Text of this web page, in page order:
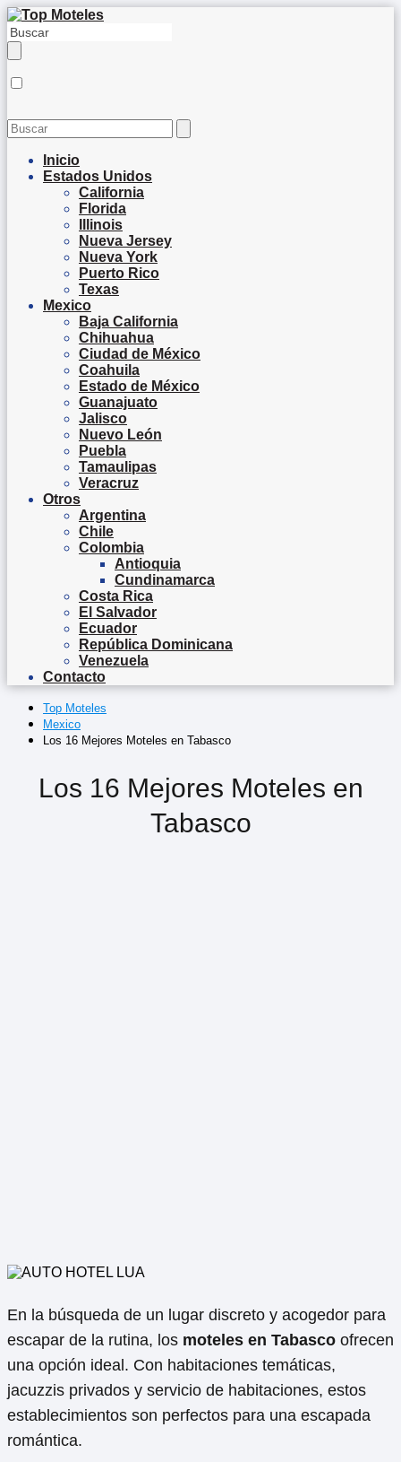
Inicio
Estados Unidos
California
Florida
Illinois
Nueva Jersey
Nueva York
Puerto Rico
Texas
Mexico
Baja California
Chihuahua
Ciudad de México
Coahuila
Estado de México
Guanajuato
Jalisco
Nuevo León
Puebla
Tamaulipas
Veracruz
Otros
Argentina
Chile
Colombia
Antioquia
Cundinamarca
Costa Rica
El Salvador
Ecuador
República Dominicana
Venezuela
Contacto
Top Moteles
Mexico
Los 16 Mejores Moteles en Tabasco
Los 16 Mejores Moteles en
Tabasco
En la búsqueda de un lugar discreto y acogedor para
escapar de la rutina, los moteles en Tabasco ofrecen
una opción ideal. Con habitaciones temáticas,
jacuzzis privados y servicio de habitaciones, estos
establecimientos son perfectos para una escapada
romántica.